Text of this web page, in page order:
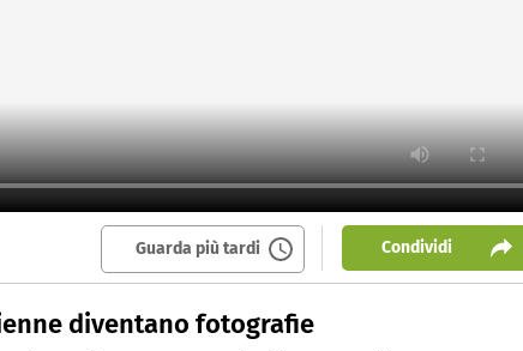
Guarda più tardi Condividi
diventano fotografie